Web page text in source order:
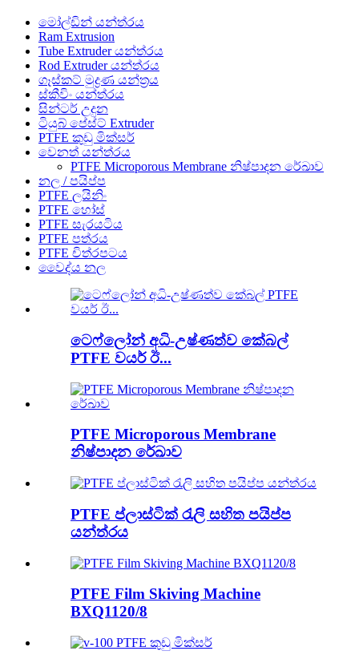
මෝල්ඩින් යන්ත්රය
Ram Extrusion
Tube Extruder යන්ත්රය
Rod Extruder යන්ත්රය
ගෑස්කට් මුද්‍රණ යන්ත්‍රය
ස්කීවිං යන්ත්රය
සින්ටර් උදුන
ටියුබ් පේස්ට් Extruder
PTFE කුඩු මික්සර්
වෙනත් යන්ත්රය
PTFE Microporous Membrane නිෂ්පාදන රේඛාව
නල / පයිප්ප
PTFE ලයිනිං
PTFE හෝස්
PTFE සැරයටිය
PTFE පත්රය
PTFE චිත්රපටය
වෛද්ය නල
ටෙෆ්ලෝන් අධි-උෂ්ණත්ව කේබල්
PTFE වයර් ඊ...
PTFE Microporous Membrane
නිෂ්පාදන රේඛාව
PTFE ප්ලාස්ටික් රැලි සහිත පයිප්ප
යන්ත්රය
PTFE Film Skiving Machine
BXQ1120/8